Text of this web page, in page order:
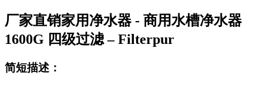
厂家直销家用净水器 - 商用水槽净水器
1600G 四级过滤 – Filterpur
简短描述：